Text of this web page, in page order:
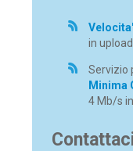
in upload
Servizio
Minima
4 Mb/s